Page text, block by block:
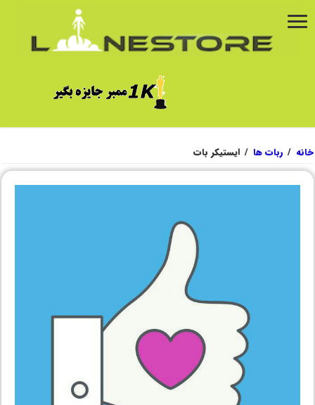
خانه / ربات ها / ایستیکر بات